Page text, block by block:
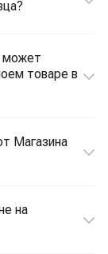
может
товаре в
Магазина
на